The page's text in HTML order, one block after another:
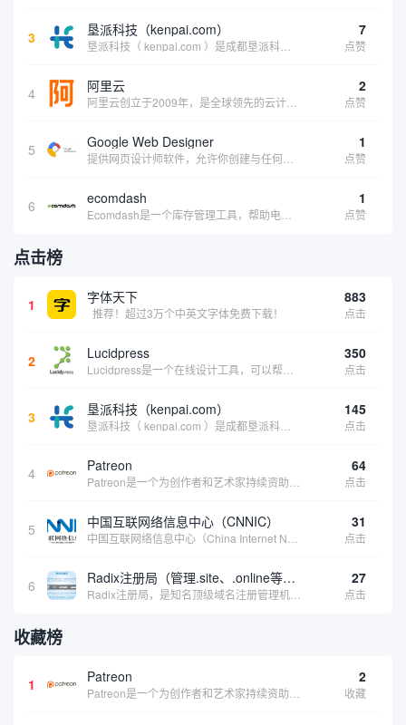
3 垦派科技（kenpai.com） 7
点赞
4 阿里云 2
点赞
5 Google Web Designer 1
点赞
6 ecomdash 1
点赞
点击榜
1 字体天下
推荐！超过3万个中英文字体免费下载！
883
点击
2 Lucidpress 350
点击
3 垦派科技（kenpai.com） 145
点击
4 Patreon 64
点击
5 中国互联网络信息中心（CNNIC） 31
点击
6 Radix注册局（管理.site、.online等顶级域名） 27
点击
收藏榜
1 Patreon 2
收藏